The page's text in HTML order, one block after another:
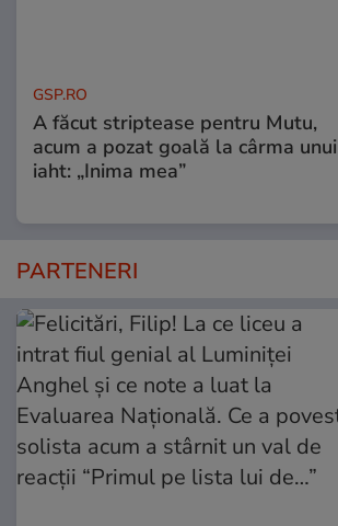
GSP.RO
A făcut striptease pentru Mutu,
acum a pozat goală la cârma unui
iaht: „Inima mea”
PARTENERI